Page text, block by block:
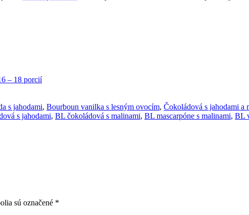
– 18 porcií
s jahodami, Bourboun vanilka s lesným ovocím, Čokoládová s jahodami a
s jahodami, BL čokoládová s malinami, BL mascarpóne s malinami, BL
sú označené *